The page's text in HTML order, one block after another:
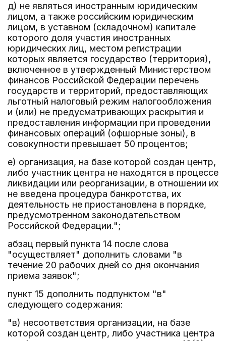
д) не являться иностранным юридическим
лицом, а также российским юридическим
лицом, в уставном (складочном) капитале
которого доля участия иностранных
юридических лиц, местом регистрации
которых является государство (территория),
включенное в утвержденный Министерством
финансов Российской Федерации перечень
государств и территорий, предоставляющих
льготный налоговый режим налогообложения
и (или) не предусматривающих раскрытия и
предоставления информации при проведении
финансовых операций (офшорные зоны), в
совокупности превышает 50 процентов;
е) организация, на базе которой создан центр,
либо участник центра не находятся в процессе
ликвидации или реорганизации, в отношении их
не введена процедура банкротства, их
деятельность не приостановлена в порядке,
предусмотренном законодательством
Российской Федерации.";
абзац первый пункта 14 после слова
"осуществляет" дополнить словами "в
течение 20 рабочих дней со дня окончания
приема заявок";
пункт 15 дополнить подпунктом "в"
следующего содержания:
"в) несоответствия организации, на базе
которой создан центр, либо участника центра